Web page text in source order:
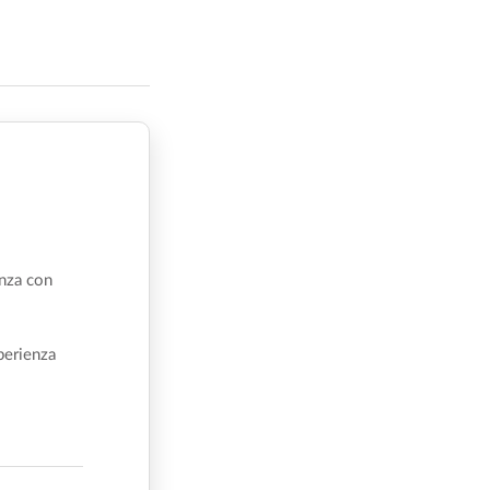
con